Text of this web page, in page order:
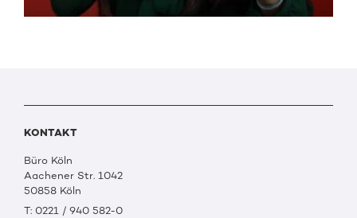
KONTAKT
Büro Köln
Aachener Str. 1042
50858 Köln
T: 0221 / 940 582-0